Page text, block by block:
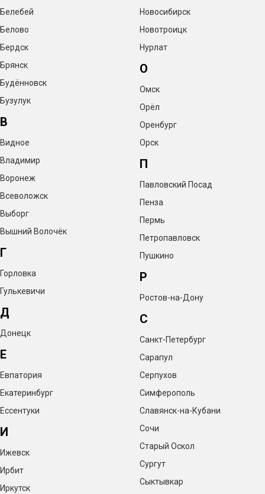
Белебей
Белово
Бердск
Брянск
Будённовск
Бузулук
В
Видное
Владимир
Воронеж
Всеволожск
Выборг
Вышний Волочёк
Г
Горловка
Гулькевичи
Д
Донецк
Е
Евпатория
Екатеринбург
Ессентуки
И
Ижевск
Ирбит
Иркутск
Новосибирск
Новотроицк
Нурлат
О
Омск
Орёл
Оренбург
Орск
П
Павловский Посад
Пенза
Пермь
Петропавловск
Пушкино
Р
Ростов-на-Дону
С
Санкт-Петербург
Сарапул
Серпухов
Симферополь
Славянск-на-Кубани
Сочи
Старый Оскол
Сургут
Сыктывкар